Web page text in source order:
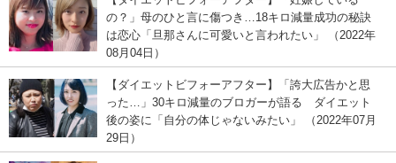
の？」母のひと言に傷つき…18キロ減量成功の秘訣
は恋心「旦那さんに可愛いと言われたい」 （2022年
08月04日）
【ダイエットビフォーアフター】「誇大広告かと思
った…」30キロ減量のブロガーが語る ダイエット
後の姿に「自分の体じゃないみたい」 （2022年07月
29日）